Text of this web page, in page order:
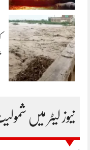
نیوز لیٹر میں